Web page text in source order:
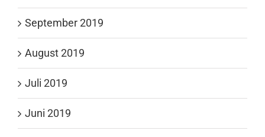
September 2019
August 2019
Juli 2019
Juni 2019